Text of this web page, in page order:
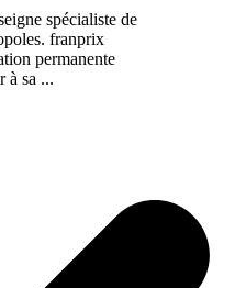
spécialiste de
franprix
permanente
à sa ...